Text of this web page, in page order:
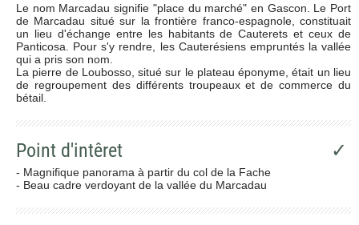
Le nom Marcadau signifie "place du marché" en Gascon. Le Port
de Marcadau situé sur la frontière franco-espagnole, constituait
un lieu d'échange entre les habitants de Cauterets et ceux de
Panticosa. Pour s'y rendre, les Cauterésiens empruntés la vallée
qui a pris son nom.
La pierre de Loubosso, situé sur le plateau éponyme, était un lieu
de regroupement des différents troupeaux et de commerce du
bétail.
Point d'intêret ✓
- Magnifique panorama à partir du col de la Fache
- Beau cadre verdoyant de la vallée du Marcadau